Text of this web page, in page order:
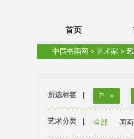
首页
中国书画网 > 艺术家 >
所选标签 | P ×
艺术分类 | 全部 国画